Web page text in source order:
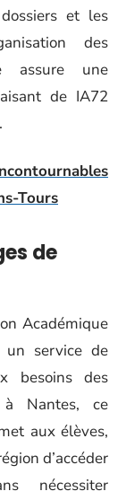
et les
des
assure une
de IA72
Tours
de
Académique
un service de
besoins des
à Nantes, ce
aux élèves,
d’accéder
nécessiter